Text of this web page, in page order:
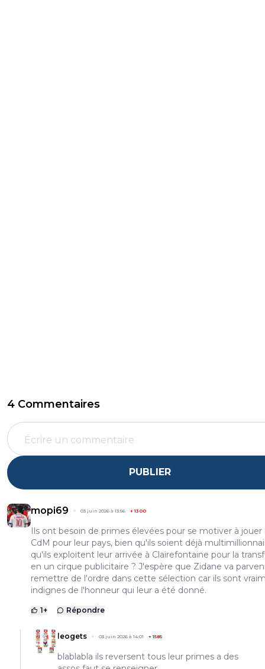
4 Commentaires
PUBLIER
mopi69 03 juin 2026 à 13:56 +1300
Ils ont besoin de primes élevées pour se motiver à jouer
CdM pour leur pays, bien qu'ils soient déjà
qu'ils exploitent leur arrivée à Clairefontaine pour la
en un cirque publicitaire ? J'espère que Zidane va
remettre de l'ordre dans cette sélection car ils sont
indignes de l'honneur qui leur a été donné.
1+ Répondre
leogets 03 juin 2026 à 14:01 +1585
blablabla ils reversent tous leur primes a des